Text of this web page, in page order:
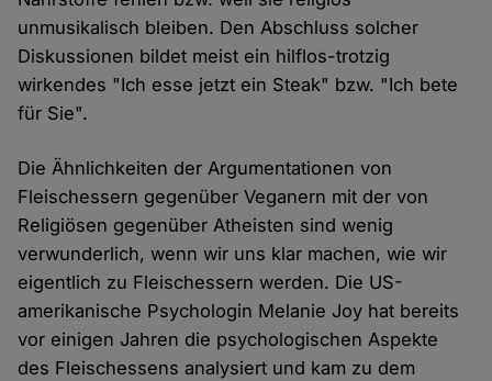
unmusikalisch bleiben. Den Abschluss solcher
Diskussionen bildet meist ein hilflos-trotzig
wirkendes "Ich esse jetzt ein Steak" bzw. "Ich bete
für Sie".
Die Ähnlichkeiten der Argumentationen von
Fleischessern gegenüber Veganern mit der von
Religiösen gegenüber Atheisten sind wenig
verwunderlich, wenn wir uns klar machen, wie wir
eigentlich zu Fleischessern werden. Die US-
amerikanische Psychologin Melanie Joy hat bereits
vor einigen Jahren die psychologischen Aspekte
des Fleischessens analysiert und kam zu dem